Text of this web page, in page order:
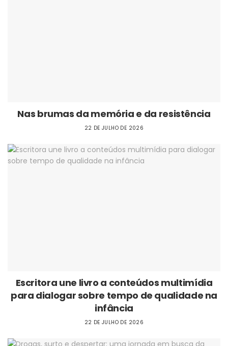
Nas brumas da memória e da resistência
22 DE JULHO DE 2026
Escritora une livro a conteúdos multimídia
para dialogar sobre tempo de qualidade na
infância
22 DE JULHO DE 2026